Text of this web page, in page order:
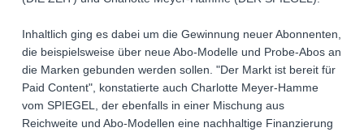
Inhaltlich ging es dabei um die Gewinnung neuer Abonnenten,
die beispielsweise über neue Abo-Modelle und Probe-Abos an
die Marken gebunden werden sollen. "Der Markt ist bereit für
Paid Content", konstatierte auch Charlotte Meyer-Hamme
vom SPIEGEL, der ebenfalls in einer Mischung aus
Reichweite und Abo-Modellen eine nachhaltige Finanzierung